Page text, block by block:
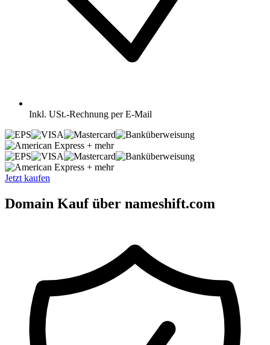
Inkl. USt.-Rechnung per E-Mail
+ mehr
+ mehr
Jetzt kaufen
Domain Kauf über nameshift.com